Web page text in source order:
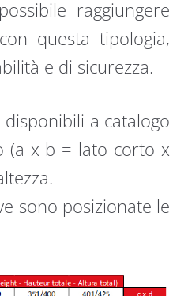
raggiungere
questa tipologia,
e di sicurezza.
a catalogo
(a x b = lato corto x
sono posizionate le